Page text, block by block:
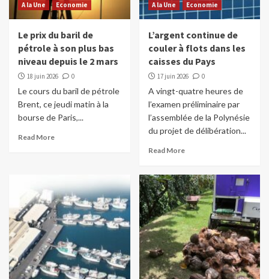
A la Une Economie
Le prix du baril de
pétrole à son plus bas
niveau depuis le 2 mars
18 juin 2026 0
Le cours du baril de pétrole
Brent, ce jeudi matin à la
bourse de Paris,...
Read More
A la Une Economie
L’argent continue de
couler à flots dans les
caisses du Pays
17 juin 2026 0
A vingt-quatre heures de
l’examen préliminaire par
l’assemblée de la Polynésie
du projet de délibération...
Read More